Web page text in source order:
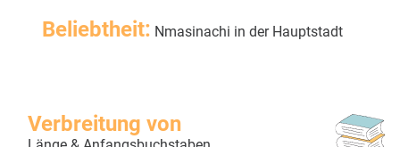
Beliebtheit: Nmasinachi in der Hauptstadt
Verbreitung von